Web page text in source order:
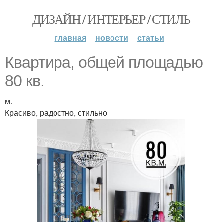
ДИЗАЙН / ИНТЕРЬЕР / СТИЛЬ
главная новости статьи
Квартира, общей площадью
80 кв.
м.
Красиво, радостно, стильно